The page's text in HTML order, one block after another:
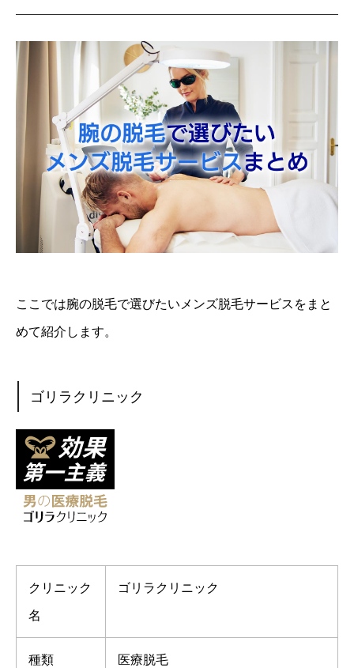
ここでは腕の脱毛で選びたいメンズ脱毛サービスをまと
めて紹介します。
ゴリラクリニック
クリニック
名
ゴリラクリニック
種類 医療脱毛